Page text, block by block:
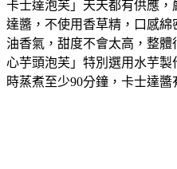
卡士達泡芙」天天都有供應
達醬，不使用香草精，口感
油香氣，甜度不會太高，整
心芋頭泡芙」特別選用水芋
時蒸煮至少90分鐘，卡士達